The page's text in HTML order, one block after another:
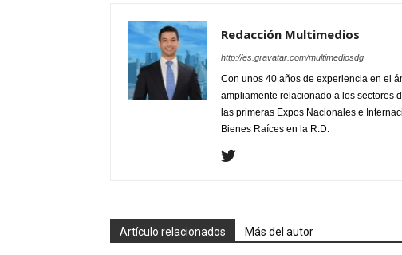
Redacción Multimedios
http://es.gravatar.com/multimediosdg
Con unos 40 años de experiencia en el
ampliamente relacionado a los sectores
las primeras Expos Nacionales e
Bienes Raíces en la R.D.
Artículo relacionados Más del autor